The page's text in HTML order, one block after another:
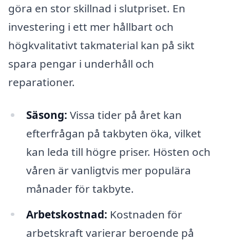
göra en stor skillnad i slutpriset. En
investering i ett mer hållbart och
högkvalitativt takmaterial kan på sikt
spara pengar i underhåll och
reparationer.
Säsong: Vissa tider på året kan
efterfrågan på takbyten öka, vilket
kan leda till högre priser. Hösten och
våren är vanligtvis mer populära
månader för takbyte.
Arbetskostnad: Kostnaden för
arbetskraft varierar beroende på